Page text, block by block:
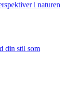
i naturen
din stil som